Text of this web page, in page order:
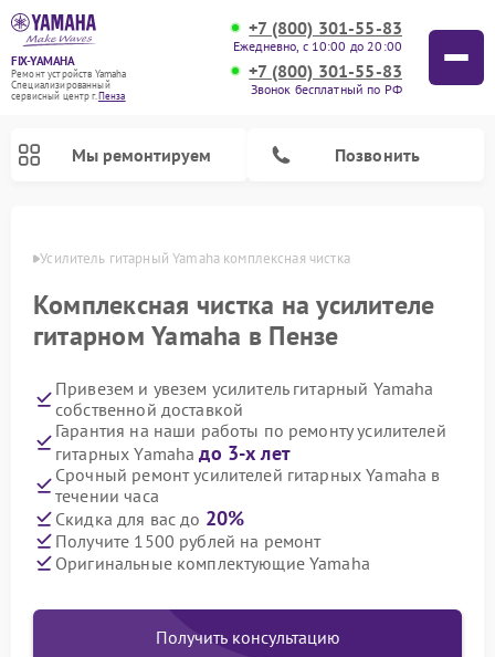
FIX-YAMAHA
Ремонт устройств Yamaha
Специализированный
cервисный центр г.Пенза
+7 (800) 301-55-83
Ежедневно, с 10:00 до 20:00
+7 (800) 301-55-83
Звонок бесплатный по РФ
Мы ремонтируем Позвонить
Усилитель гитарный Yamaha комплексная чистка
Комплексная чистка на усилителе
гитарном Yamaha в Пензе
Привезем и увезем усилитель гитарный Yamaha
собственной доставкой
Гарантия на наши работы по ремонту усилителей
гитарных Yamahaдо 3-х лет
Срочный ремонт усилителей гитарных Yamaha в
течении часа
Скидка для вас до 20%
Получите 1500 рублей на ремонт
Оригинальные комплектующие Yamaha
Получить консультацию